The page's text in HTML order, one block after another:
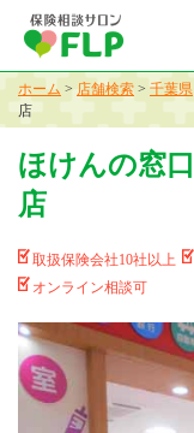
ホーム > 店舗検索 > 千葉県
店
ほけんの窓
店
取扱保険会社10社以上
オンライン相談可